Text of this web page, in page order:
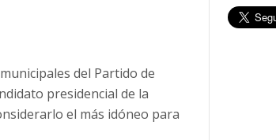
del Partido de
presidencial de la
el más idóneo para